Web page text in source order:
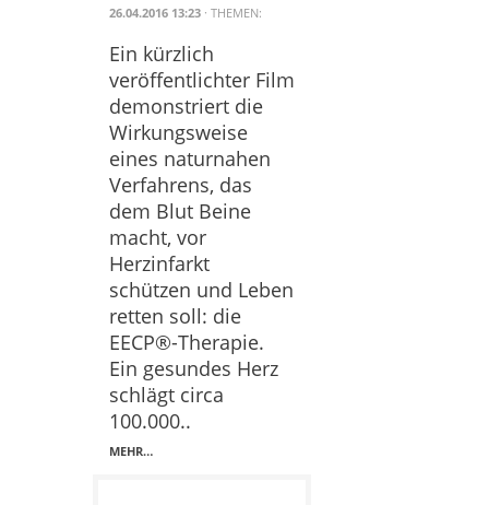
26.04.2016 13:23 · THEMEN:
Ein kürzlich
veröffentlichter Film
demonstriert die
Wirkungsweise
eines naturnahen
Verfahrens, das
dem Blut Beine
macht, vor
Herzinfarkt
schützen und Leben
retten soll: die
EECP®-Therapie.
Ein gesundes Herz
schlägt circa
100.000..
MEHR…